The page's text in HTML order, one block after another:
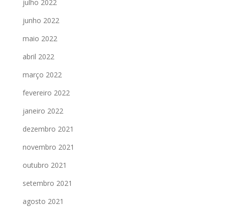
julho 2022
junho 2022
maio 2022
abril 2022
março 2022
fevereiro 2022
janeiro 2022
dezembro 2021
novembro 2021
outubro 2021
setembro 2021
agosto 2021